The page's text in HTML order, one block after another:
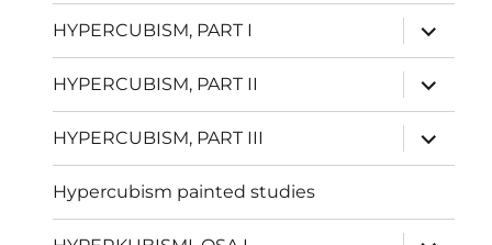
HYPERCUBISM, PART I
näytä
HYPERCUBISM, PART II
näytä
HYPERCUBISM, PART III
näytä
Hypercubism painted studies
näytä